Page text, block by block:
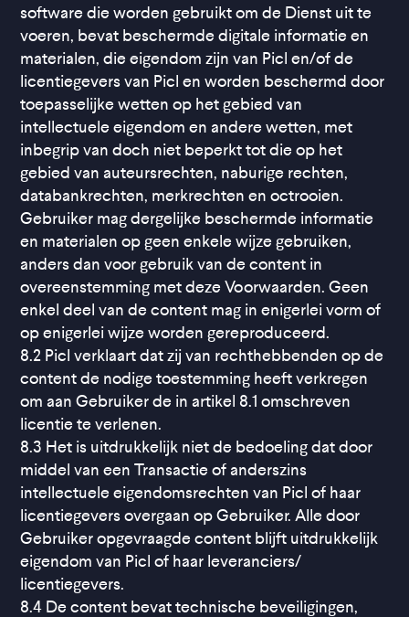
software die worden gebruikt om de Dienst uit te
voeren, bevat beschermde digitale informatie en
materialen, die eigendom zijn van Picl en/of de
licentiegevers van Picl en worden beschermd door
toepasselijke wetten op het gebied van
intellectuele eigendom en andere wetten, met
inbegrip van doch niet beperkt tot die op het
gebied van auteursrechten, naburige rechten,
databankrechten, merkrechten en octrooien.
Gebruiker mag dergelijke beschermde informatie
en materialen op geen enkele wijze gebruiken,
anders dan voor gebruik van de content in
overeenstemming met deze Voorwaarden. Geen
enkel deel van de content mag in enigerlei vorm of
op enigerlei wijze worden gereproduceerd.
8.2 Picl verklaart dat zij van rechthebbenden op de
content de nodige toestemming heeft verkregen
om aan Gebruiker de in artikel 8.1 omschreven
licentie te verlenen.
8.3 Het is uitdrukkelijk niet de bedoeling dat door
middel van een Transactie of anderszins
intellectuele eigendomsrechten van Picl of haar
licentiegevers overgaan op Gebruiker. Alle door
Gebruiker opgevraagde content blijft uitdrukkelijk
eigendom van Picl of haar leveranciers/
licentiegevers.
8.4 De content bevat technische beveiligingen,